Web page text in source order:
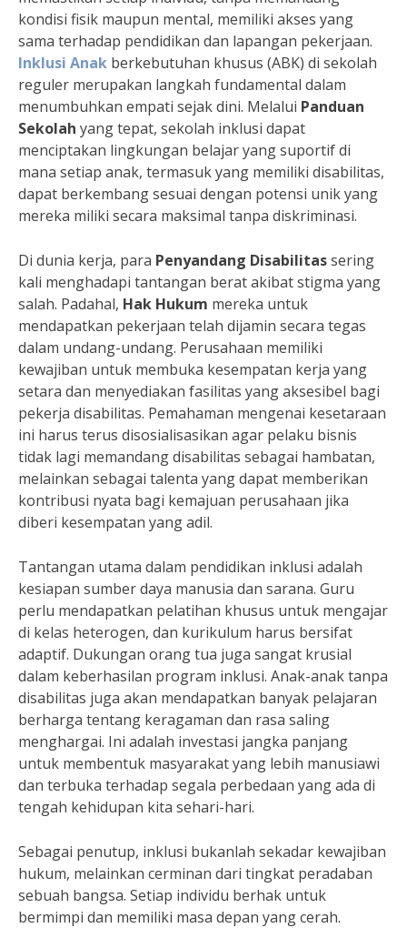
kondisi fisik maupun mental, memiliki akses yang
sama terhadap pendidikan dan lapangan pekerjaan.
Inklusi Anak berkebutuhan khusus (ABK) di sekolah
reguler merupakan langkah fundamental dalam
menumbuhkan empati sejak dini. Melalui Panduan
Sekolah yang tepat, sekolah inklusi dapat
menciptakan lingkungan belajar yang suportif di
mana setiap anak, termasuk yang memiliki disabilitas,
dapat berkembang sesuai dengan potensi unik yang
mereka miliki secara maksimal tanpa diskriminasi.
Di dunia kerja, para Penyandang Disabilitassering
kali menghadapi tantangan berat akibat stigma yang
salah. Padahal, Hak Hukum mereka untuk
mendapatkan pekerjaan telah dijamin secara tegas
dalam undang-undang. Perusahaan memiliki
kewajiban untuk membuka kesempatan kerja yang
setara dan menyediakan fasilitas yang aksesibel bagi
pekerja disabilitas. Pemahaman mengenai kesetaraan
ini harus terus disosialisasikan agar pelaku bisnis
tidak lagi memandang disabilitas sebagai hambatan,
melainkan sebagai talenta yang dapat memberikan
kontribusi nyata bagi kemajuan perusahaan jika
diberi kesempatan yang adil.
Tantangan utama dalam pendidikan inklusi adalah
kesiapan sumber daya manusia dan sarana. Guru
perlu mendapatkan pelatihan khusus untuk mengajar
di kelas heterogen, dan kurikulum harus bersifat
adaptif. Dukungan orang tua juga sangat krusial
dalam keberhasilan program inklusi. Anak-anak tanpa
disabilitas juga akan mendapatkan banyak pelajaran
berharga tentang keragaman dan rasa saling
menghargai. Ini adalah investasi jangka panjang
untuk membentuk masyarakat yang lebih manusiawi
dan terbuka terhadap segala perbedaan yang ada di
tengah kehidupan kita sehari-hari.
Sebagai penutup, inklusi bukanlah sekadar kewajiban
hukum, melainkan cerminan dari tingkat peradaban
sebuah bangsa. Setiap individu berhak untuk
bermimpi dan memiliki masa depan yang cerah.